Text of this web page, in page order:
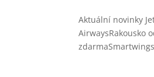
Aktuální novinky
AirwaysRakousko